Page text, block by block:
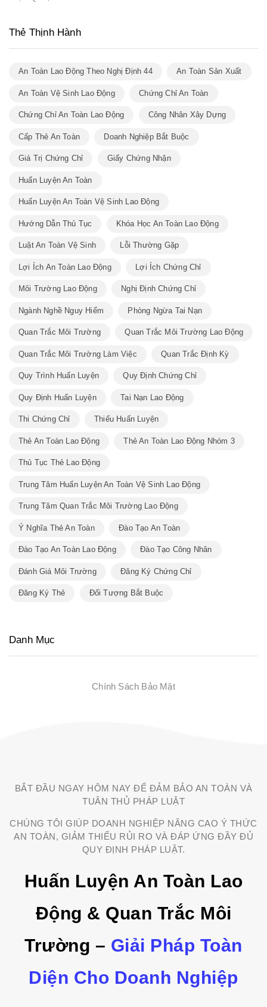
Thẻ Thịnh Hành
An Toàn Lao Động Theo Nghị Định 44 An Toàn Sản Xuất
An Toàn Vệ Sinh Lao Động Chứng Chỉ An Toàn
Chứng Chỉ An Toàn Lao Động Công Nhân Xây Dựng
Cấp Thẻ An Toàn Doanh Nghiệp Bắt Buộc
Giá Trị Chứng Chỉ Giấy Chứng Nhận
Huấn Luyện An Toàn
Huấn Luyện An Toàn Vệ Sinh Lao Động
Hướng Dẫn Thủ Tục Khóa Học An Toàn Lao Động
Luật An Toàn Vệ Sinh Lỗi Thường Gặp
Lợi Ích An Toàn Lao Động Lợi Ích Chứng Chỉ
Môi Trường Lao Động Nghị Định Chứng Chỉ
Ngành Nghề Nguy Hiểm Phòng Ngừa Tai Nạn
Quan Trắc Môi Trường Quan Trắc Môi Trường Lao Động
Quan Trắc Môi Trường Làm Việc Quan Trắc Định Kỳ
Quy Trình Huấn Luyện Quy Định Chứng Chỉ
Quy Định Huấn Luyện Tai Nạn Lao Động
Thi Chứng Chỉ Thiếu Huấn Luyện
Thẻ An Toàn Lao Động Thẻ An Toàn Lao Động Nhóm 3
Thủ Tục Thẻ Lao Động
Trung Tâm Huấn Luyện An Toàn Vệ Sinh Lao Động
Trung Tâm Quan Trắc Môi Trường Lao Động
Ý Nghĩa Thẻ An Toàn Đào Tạo An Toàn
Đào Tạo An Toàn Lao Động Đào Tạo Công Nhân
Đánh Giá Môi Trường Đăng Ký Chứng Chỉ
Đăng Ký Thẻ Đối Tượng Bắt Buộc
Danh Mục
Chính Sách Bảo Mật
BẮT ĐẦU NGAY HÔM NAY ĐỂ ĐẢM BẢO AN TOÀN VÀ
TUÂN THỦ PHÁP LUẬT
CHÚNG TÔI GIÚP DOANH NGHIỆP NÂNG CAO Ý THỨC
AN TOÀN, GIẢM THIỂU RỦI RO VÀ ĐÁP ỨNG ĐẦY ĐỦ
QUY ĐỊNH PHÁP LUẬT.
Huấn Luyện An Toàn Lao
Động & Quan Trắc Môi
Trường – Giải Pháp Toàn
Diện Cho Doanh Nghiệp